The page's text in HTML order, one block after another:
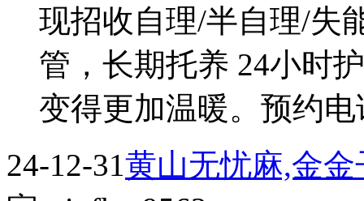
现招收自理/半自理/失
管，长期托养 24小时
变得更加温暖。预约电
24-12-31黄山无忧麻,金